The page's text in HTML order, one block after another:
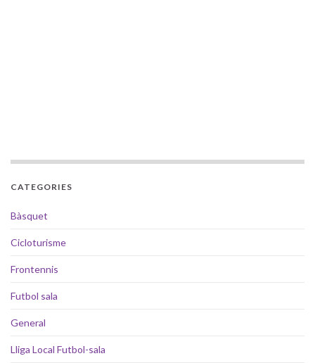
CATEGORIES
Bàsquet
Cicloturisme
Frontennis
Futbol sala
General
Lliga Local Futbol-sala